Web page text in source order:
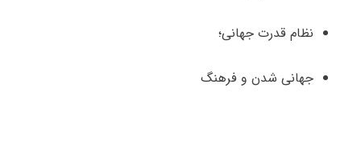
نظام قدرت جهانی؛
جهانی شدن و فرهنگ